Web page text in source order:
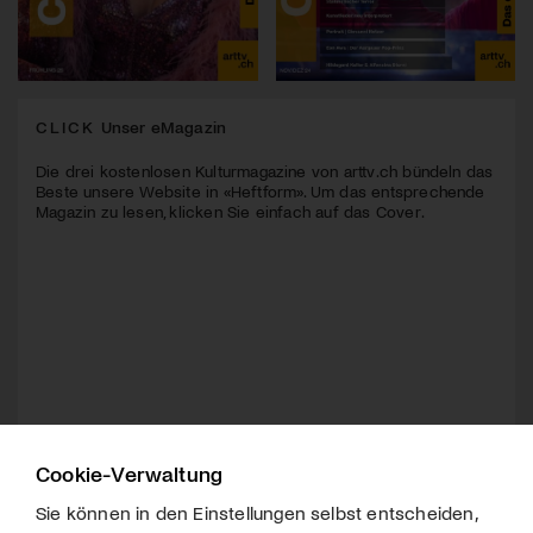
CLICK Unser eMagazin
Die drei kostenlosen Kulturmagazine von arttv.ch bündeln das
Beste unsere Website in «Heftform». Um das entsprechende
Magazin zu lesen, klicken Sie einfach auf das Cover.
Cookie-Verwaltung
Sie können in den Einstellungen selbst entscheiden,